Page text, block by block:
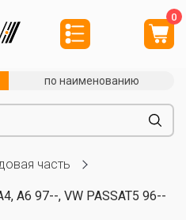
0
по наименованию
часть
A6 97--, VW PASSAT5 96--